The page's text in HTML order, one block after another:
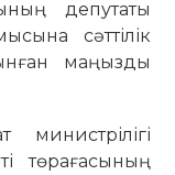
депутаты
сәттілік
маңызды
төрағасының